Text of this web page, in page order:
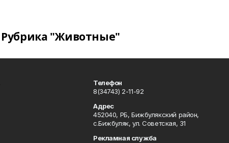
Рубрика "Животные"
Телефон
8(34743) 2-11-92
Адрес
452040, РБ, Бижбулякский район,
с.Бижбуляк, ул. Советская, 31
Рекламная служба